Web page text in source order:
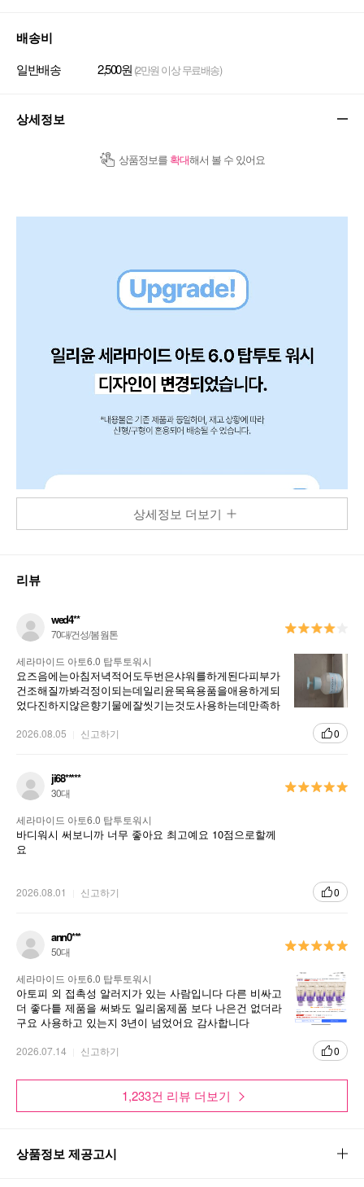
배송비
일반배송 2,500원 (2만원 이상 무료배송)
상세정보
상품정보를 확대해서 볼 수 있어요
상세정보 더보기
리뷰
wed4**
70대/건성/봄 웜톤
세라마이드 아토6.0 탑투토워시
요즈음에는아침저녁적어도두번은샤워를하게된다피부가
건조해질까봐걱정이되는데일리윤목욕용품을애용하게되
었다진하지않은향기물에잘씻기는것도사용하는데만족하
해서가지고다니기도좋네요
2026.08.05 신고하기 0
ji68*****
30대
세라마이드 아토6.0 탑투토워시
바디워시 써보니까 너무 좋아요 최고예요 10점으로할께
요
2026.08.01 신고하기 0
ann0***
50대
세라마이드 아토6.0 탑투토워시
아토피 외 접촉성 알러지가 있는 사람입니다 다른 비싸고
더 좋다틑 제품을 써봐도 일리움제품 보다 나은건 없더라
구요 사용하고 있는지 3년이 넘었어요 감사합니다
2026.07.14 신고하기 0
1,233건 리뷰 더보기
상품정보 제공고시